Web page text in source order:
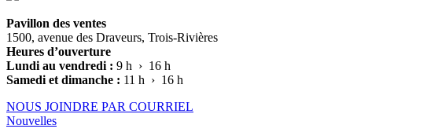
Pavillon des ventes
1500, avenue des Draveurs, Trois-Rivières
Heures d’ouverture
Lundi au vendredi : 9 h › 16 h
Samedi et dimanche : 11 h › 16 h
NOUS JOINDRE PAR COURRIEL
Nouvelles